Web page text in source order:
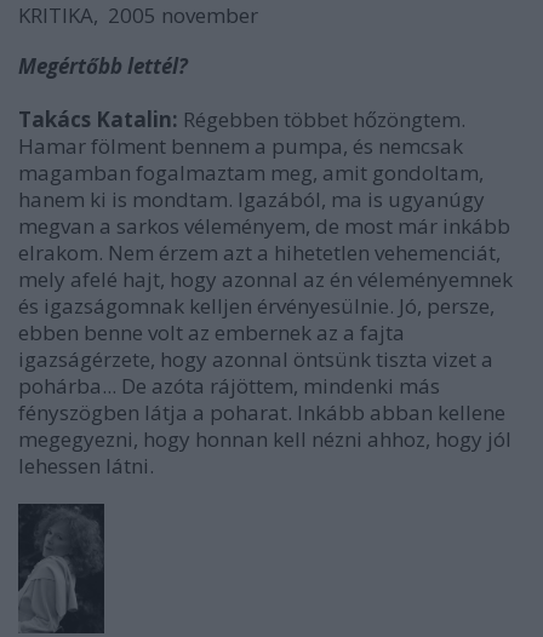
KRITIKA, 2005 november
Megértőbb lettél?
Takács Katalin: Régebben többet hőzöngtem.
Hamar fölment bennem a pumpa, és nemcsak
magamban fogalmaztam meg, amit gondoltam,
hanem ki is mondtam. Igazából, ma is ugyanúgy
megvan a sarkos véleményem, de most már inkább
elrakom. Nem érzem azt a hihetetlen vehemenciát,
mely afelé hajt, hogy azonnal az én véleményemnek
és igazságomnak kelljen érvényesülnie. Jó, persze,
ebben benne volt az embernek az a fajta
igazságérzete, hogy azonnal öntsünk tiszta vizet a
pohárba... De azóta rájöttem, mindenki más
fényszögben látja a poharat. Inkább abban kellene
megegyezni, hogy honnan kell nézni ahhoz, hogy jól
lehessen látni.